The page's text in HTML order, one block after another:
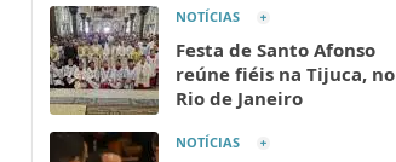
NOTÍCIAS
Festa de Santo Afonso
reúne fiéis na Tijuca, no
Rio de Janeiro
NOTÍCIAS